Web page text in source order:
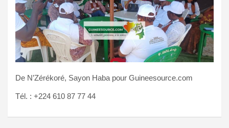
De N’Zérékoré, Sayon Haba pour Guineesource.com
Tél. : +224 610 87 77 44